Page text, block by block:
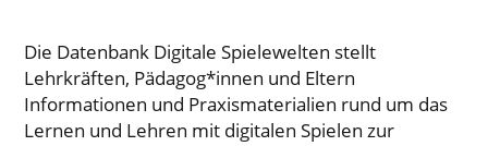
Die Datenbank Digitale Spielewelten stellt
Lehrkräften, Pädagog*innen und Eltern
Informationen und Praxismaterialien rund um das
Lernen und Lehren mit digitalen Spielen zur